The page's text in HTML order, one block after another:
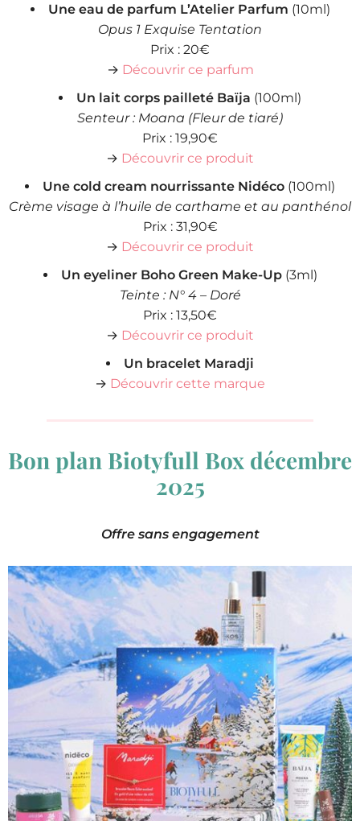
Une eau de parfum L’Atelier Parfum (10ml)
Opus 1 Exquise Tentation
Prix : 20€
→ Découvrir ce parfum
Un lait corps pailleté Baïja (100ml)
Senteur : Moana (Fleur de tiaré)
Prix : 19,90€
→ Découvrir ce produit
Une cold cream nourrissante Nidéco (100ml)
Crème visage à l’huile de carthame et au panthénol
Prix : 31,90€
→ Découvrir ce produit
Un eyeliner Boho Green Make-Up(3ml)
Teinte : N° 4 – Doré
Prix : 13,50€
→ Découvrir ce produit
Un bracelet Maradji
→ Découvrir cette marque
Bon plan Biotyfull Box décembre
2025
Offre sans engagement